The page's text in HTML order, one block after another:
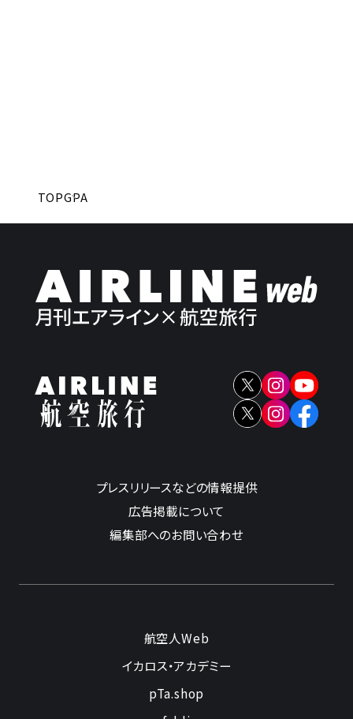
TOPGPA
プレスリリースなどの情報提供
広告掲載について
編集部へのお問い合わせ
航空人Web
イカロス・アカデミー
pTa.shop